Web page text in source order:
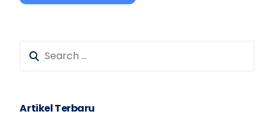
Artikel Terbaru